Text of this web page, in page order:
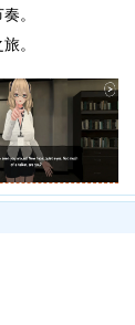
。
。